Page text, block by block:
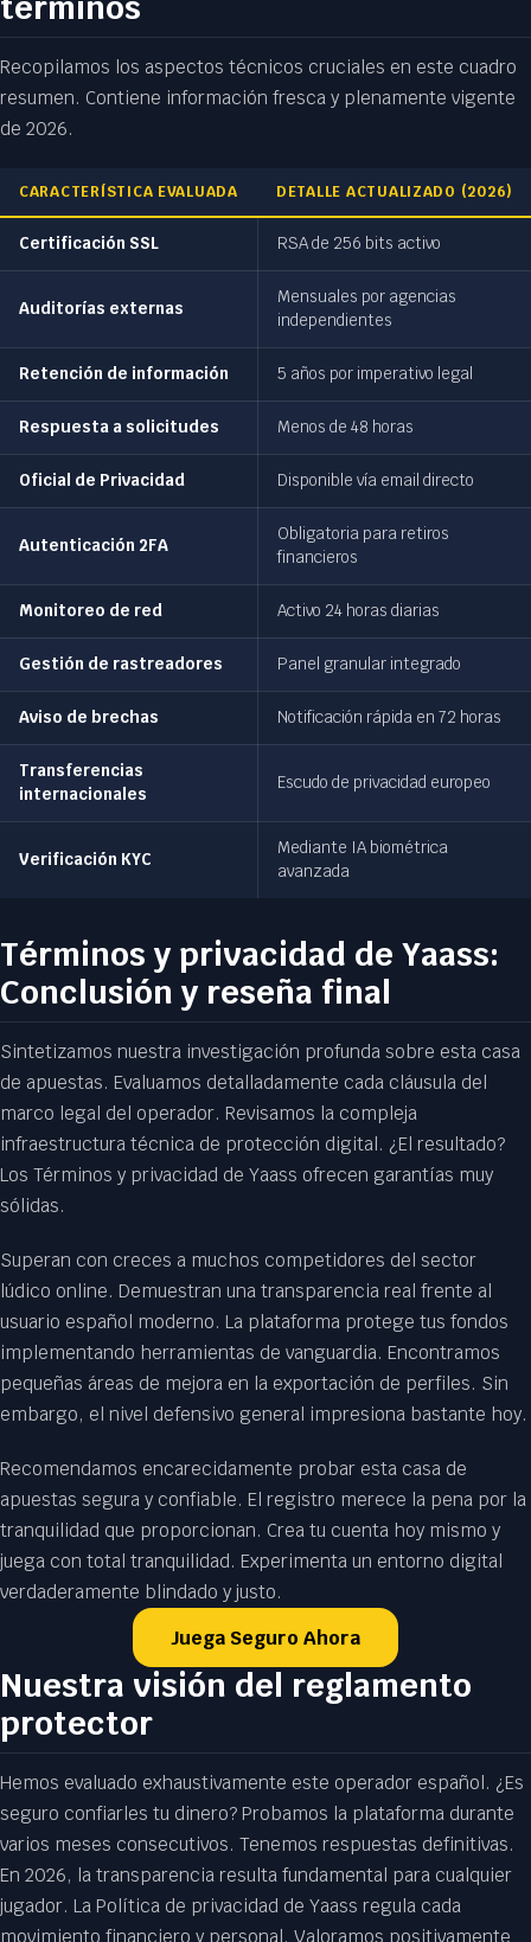
Recopilamos los aspectos técnicos cruciales en este cuadro
resumen. Contiene información fresca y plenamente vigente
de 2026.
CARACTERÍSTICA EVALUADA DETALLE ACTUALIZADO (2026)
Certificación SSL RSA de 256 bits activo
Auditorías externas
Mensuales por agencias
independientes
Retención de información 5 años por imperativo legal
Respuesta a solicitudes Menos de 48 horas
Oficial de Privacidad Disponible vía email directo
Autenticación 2FA
Obligatoria para retiros
financieros
Monitoreo de red Activo 24 horas diarias
Gestión de rastreadores Panel granular integrado
Aviso de brechas Notificación rápida en 72 horas
Transferencias
internacionales
Escudo de privacidad europeo
Verificación KYC
Mediante IA biométrica
avanzada
Términos y privacidad de Yaass:
Conclusión y reseña final
Sintetizamos nuestra investigación profunda sobre esta casa
de apuestas. Evaluamos detalladamente cada cláusula del
marco legal del operador. Revisamos la compleja
infraestructura técnica de protección digital. ¿El resultado?
Los Términos y privacidad de Yaass ofrecen garantías muy
sólidas.
Superan con creces a muchos competidores del sector
lúdico online. Demuestran una transparencia real frente al
usuario español moderno. La plataforma protege tus fondos
implementando herramientas de vanguardia. Encontramos
pequeñas áreas de mejora en la exportación de perfiles. Sin
embargo, el nivel defensivo general impresiona bastante hoy.
Recomendamos encarecidamente probar esta casa de
apuestas segura y confiable. El registro merece la pena por la
tranquilidad que proporcionan. Crea tu cuenta hoy mismo y
juega con total tranquilidad. Experimenta un entorno digital
verdaderamente blindado y justo.
Juega Seguro Ahora
Nuestra visión del reglamento
protector
Hemos evaluado exhaustivamente este operador español. ¿Es
seguro confiarles tu dinero? Probamos la plataforma durante
varios meses consecutivos. Tenemos respuestas definitivas.
En 2026, la transparencia resulta fundamental para cualquier
jugador. La Política de privacidad de Yaass regula cada
movimiento financiero y personal. Valoramos positivamente